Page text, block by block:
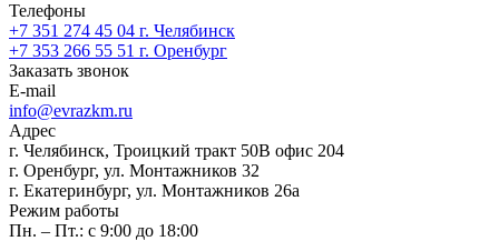
Телефоны
+7 351 274 45 04 г. Челябинск
+7 353 266 55 51 г. Оренбург
Заказать звонок
E-mail
info@evrazkm.ru
Адрес
г. Челябинск, Троицкий тракт 50В офис 204
г. Оренбург, ул. Монтажников 32
г. Екатеринбург, ул. Монтажников 26а
Режим работы
Пн. – Пт.: с 9:00 до 18:00